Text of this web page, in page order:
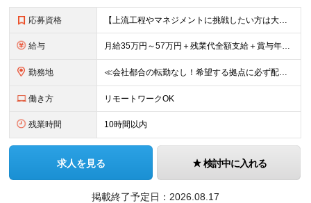
応募資格 【上流工程やマネジメントに挑戦したい方は大歓迎です！】 ★インフラエンジニアとしての実務経験をお持ちの方 ★上記に加え、下記いずれかに該当する方 ・チームのリーダー／サブリーダーの経験をお持ちの方 ・
給与 月給35万円～57万円＋残業代全額支給＋賞与年3.45ヵ月(リーダー経験者) 月給32万円～43万円＋残業代全額支給＋賞与年3.45ヵ月(実務経験者) 入社時想定年収： 490万円～798万円(リー
勤務地 ≪会社都合の転勤なし！希望する拠点に必ず配属します。新潟Uターン・Iターン大歓迎！≫ 首都圏(東京、神奈川、千葉、埼玉)または新潟市、長岡市周辺のお客様先または各拠点での勤務となります。 ■東京支社
働き方 リモートワークOK
残業時間 10時間以内
求人を見る 検討中に入れる
掲載終了予定日： 2026.08.17